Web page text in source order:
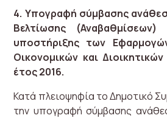
4. Υπογραφή σύμβασης
Βελτίωσης
υποστήριξης των
Οικονομικών και
έτος 2016.
Κατά πλειοψηφία το Δημοτικό
την υπογραφή σύμβασης